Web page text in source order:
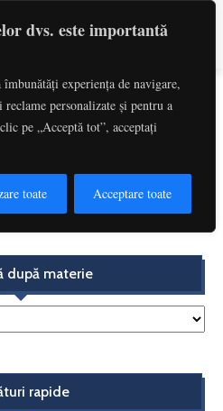
dvs. este importantă
experiența de navigare,
personalizate și pentru a
pe „Acceptă tot”, acceptați
toate Acceptare toate
In Moneda Straina
oferite consumatorilor.
conversia valutară remedii
după materie
rapide